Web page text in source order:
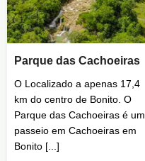
Parque das Cachoeiras
O Localizado a apenas 17,4
km do centro de Bonito. O
Parque das Cachoeiras é um
passeio em Cachoeiras em
Bonito [...]